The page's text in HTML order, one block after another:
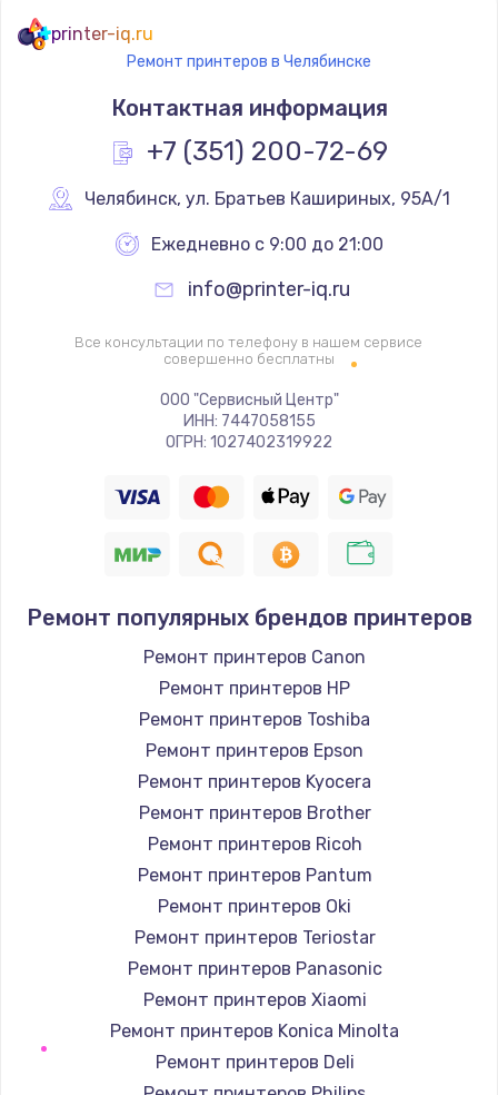
Замена термостата
1200 руб.
Заказать
Замена реле
700 руб.
Заказать
Замена ТЭНа
Заказать
Замена шнура
Заказать
Замена / ремонт электронного модуля
управления
600 руб.
Заказать
Замена конфорки
Заказать
Замена платы сенсора
Заказать
Замена регулятора режимов конфорки
printer-iq.ru
Ремонт принтеров в Челябинске
Контактная информация
+7 (351) 200-72-69
Челябинск, ул. Братьев Кашириных, 95А/1
Ежедневно с 9:00 до 21:00
info@printer-iq.ru
Все консультации по телефону в нашем сервисе
совершенно бесплатны
ООО "Сервисный Центр"
ИНН: 7447058155
ОГРН: 1027402319922
Ремонт популярных брендов принтеров
Ремонт принтеров Canon
Ремонт принтеров HP
Ремонт принтеров Toshiba
Ремонт принтеров Epson
Ремонт принтеров Kyocera
Ремонт принтеров Brother
Ремонт принтеров Ricoh
Ремонт принтеров Pantum
Ремонт принтеров Oki
Ремонт принтеров Teriostar
Ремонт принтеров Panasonic
Ремонт принтеров Xiaomi
Ремонт принтеров Konica Minolta
Ремонт принтеров Deli